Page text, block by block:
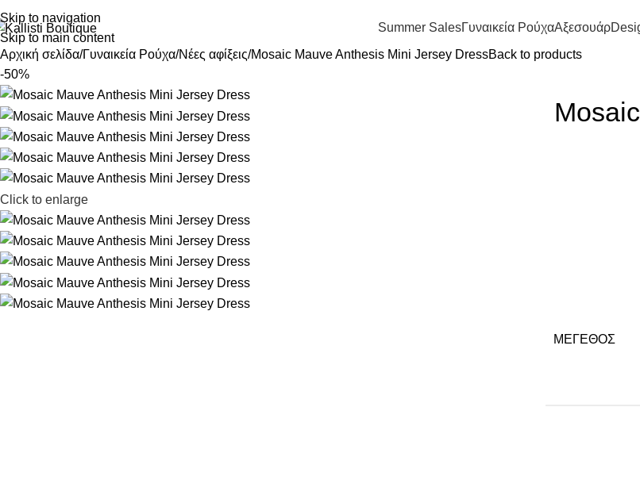
Skip to navigation
Skip to main content
Summer SalesΓυναικεία ΡούχαΑξεσουάρ
Αρχική σελίδα Γυναικεία Ρούχα Νέες αφίξεις Mosaic Mauve Anthesis Mini Jersey DressBack to products
-50%
Click to enlarge
ΜΈΓΕΘΟΣ